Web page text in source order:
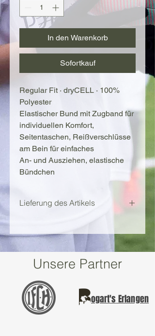
In den Warenkorb
Sofortkauf
Regular Fit · dryCELL · 100%
Polyester
Elastischer Bund mit Zugband für
individuellen Komfort,
Seitentaschen, Reißverschlüsse
am Bein für einfaches
An- und Ausziehen, elastische
Bündchen
Lieferung des Artikels
Die Lieferung erfolgt vor Ort am
ersten Camp Tag.
Unsere Partner
ogart'sErlangen